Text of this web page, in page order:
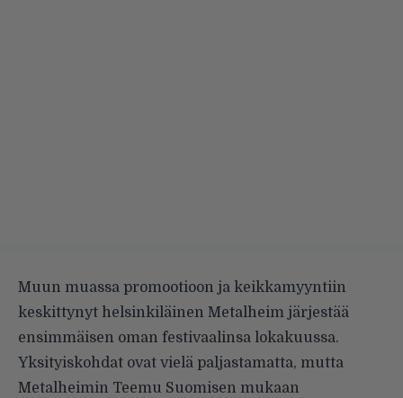
Muun muassa promootioon ja keikkamyyntiin
keskittynyt helsinkiläinen Metalheim järjestää
ensimmäisen oman festivaalinsa lokakuussa.
Yksityiskohdat ovat vielä paljastamatta, mutta
Metalheimin Teemu Suomisen mukaan